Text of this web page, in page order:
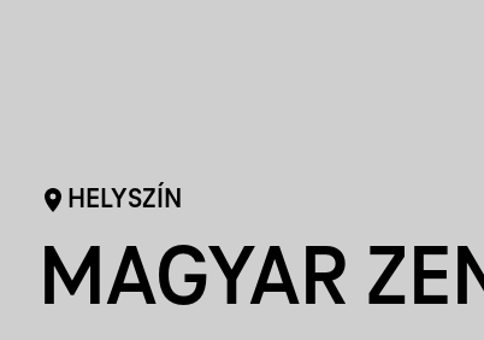
HELYSZÍN
MAGYAR